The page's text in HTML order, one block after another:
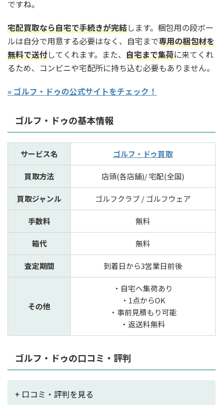
ですね。
宅配買取なら自宅で手続きが完結します。梱包用の段ボー
ルは自分で用意する必要はなく、自宅まで専用の梱包材を
無料で送付してくれます。また、 自宅まで集荷に来てくれ
るため、コンビニや宅配所に持ち込む必要もありません。
» ゴルフ・ドゥの公式サイトをチェック！
ゴルフ・ドゥの基本情報
サービス名 ゴルフ・ドゥ買取
買取方法 店頭(各店舗)/ 宅配(全国)
買取ジャンル ゴルフクラブ / ゴルフウェア
手数料 無料
箱代 無料
査定期間 到着日から3営業日前後
その他
・自宅へ集荷あり
・1点からOK
・事前見積もり可能
・返送料無料
ゴルフ・ドゥの口コミ・評判
+ 口コミ・評判を見る